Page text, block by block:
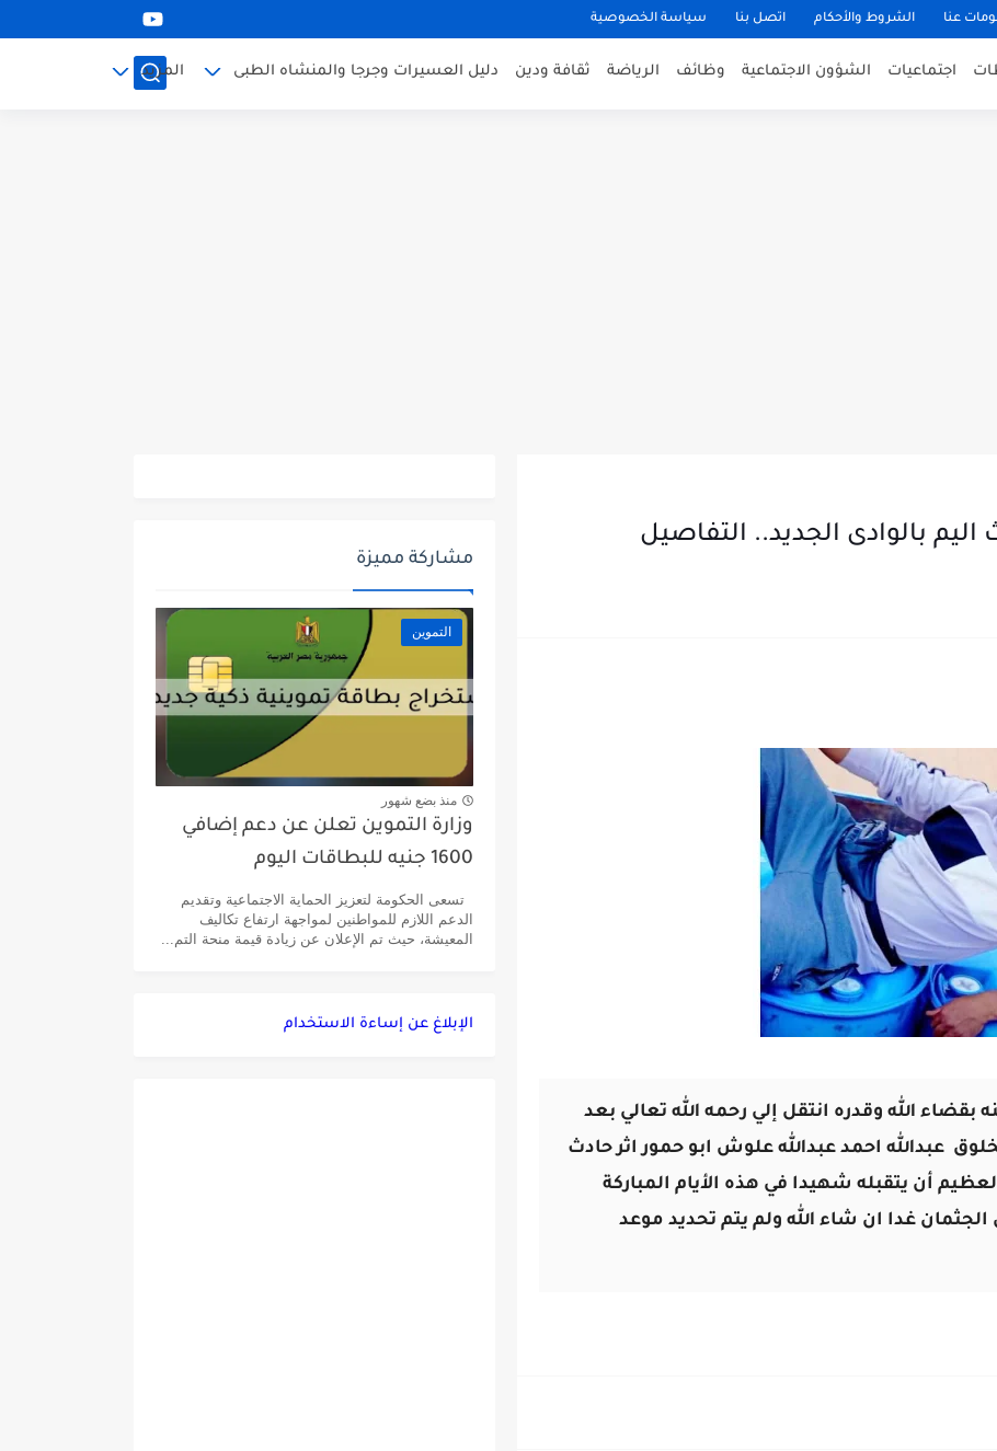
عنا الشروط والأحكام اتصل بنا سياسة الخصوصية
اجتماعيات الشؤون الاجتماعية وظائف الرياضة ثقافة ودين دليل العسيرات وجرجا والمنشاه الطبى المزيد
بالوادى الجديد.. التفاصيل
بقضاء الله وقدره انتقل إلي رحمه الله تعالي بعد
عبدالله احمد عبدالله علوش ابو حمور اثر حادث
أن يتقبله شهيدا في هذه الأيام المباركة
غدا ان شاء الله ولم يتم تحديد موعد
مشاركة مميزة
التموين
منذ بضع شهور
وزارة التموين تعلن عن دعم إضافي
1600 جنيه للبطاقات اليوم
تسعى الحكومة لتعزيز الحماية الاجتماعية وتقديم
الدعم اللازم للمواطنين لمواجهة ارتفاع تكاليف
المعيشة، حيث تم الإعلان عن زيادة قيمة منحة التم...
الإبلاغ عن إساءة الاستخدام